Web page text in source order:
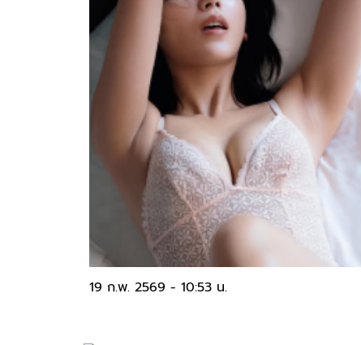
19 ก.พ. 2569 - 10:53 น.